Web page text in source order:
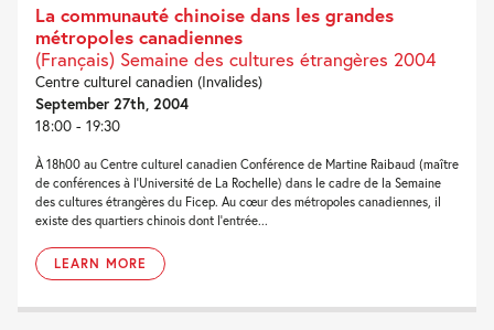
La communauté chinoise dans les grandes
métropoles canadiennes
(Français) Semaine des cultures étrangères 2004
Centre culturel canadien (Invalides)
September 27th, 2004
18:00 - 19:30
À 18h00 au Centre culturel canadien Conférence de Martine Raibaud (maître
de conférences à l’Université de La Rochelle) dans le cadre de la Semaine
des cultures étrangères du Ficep. Au cœur des métropoles canadiennes, il
existe des quartiers chinois dont l’entrée...
LEARN MORE